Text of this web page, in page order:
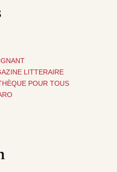
LITTERAIRE
POUR TOUS